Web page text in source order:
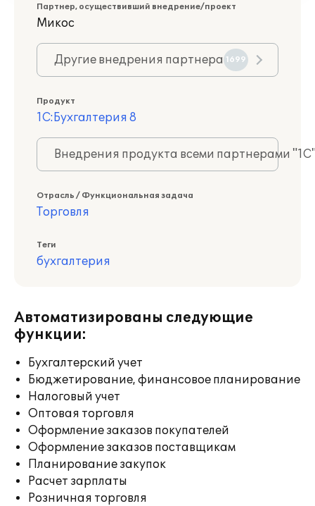
Партнер, осуществивший внедрение/проект
Микос
Другие внедрения партнера 1699
Продукт
1С:Бухгалтерия 8
Внедрения продукта всеми партнерами
Отрасль / Функциональная задача
Торговля
Теги
бухгалтерия
Автоматизированы следующие
функции:
Бухгалтерский учет
Бюджетирование, финансовое планирование
Налоговый учет
Оптовая торговля
Оформление заказов покупателей
Оформление заказов поставщикам
Планирование закупок
Расчет зарплаты
Розничная торговля